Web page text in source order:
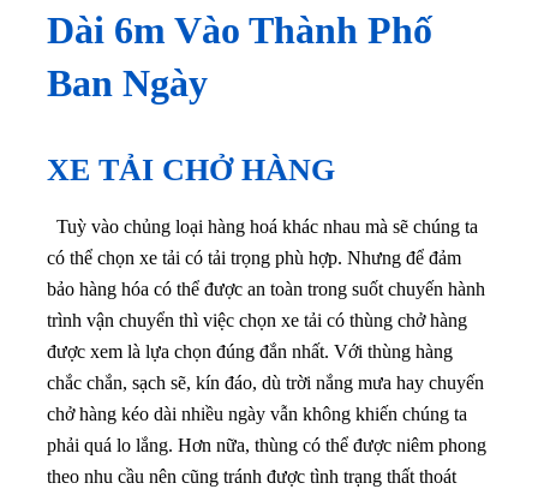
Dài 6m Vào Thành Phố
Ban Ngày
XE TẢI CHỞ HÀNG
Tuỳ vào chủng loại hàng hoá khác nhau mà sẽ chúng ta
có thể chọn xe tải có tải trọng phù hợp. Nhưng để đảm
bảo hàng hóa có thể được an toàn trong suốt chuyến hành
trình vận chuyển thì việc chọn xe tải có thùng chở hàng
được xem là lựa chọn đúng đắn nhất. Với thùng hàng
chắc chắn, sạch sẽ, kín đáo, dù trời nắng mưa hay chuyến
chở hàng kéo dài nhiều ngày vẫn không khiến chúng ta
phải quá lo lắng. Hơn nữa, thùng có thể được niêm phong
theo nhu cầu nên cũng tránh được tình trạng thất thoát